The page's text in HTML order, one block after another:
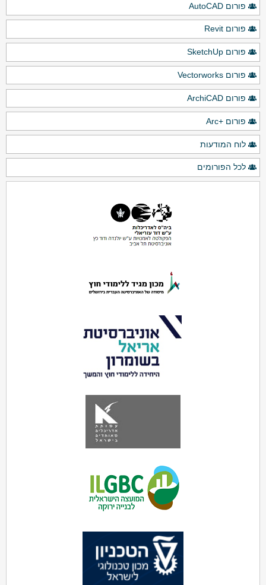
פורום AutoCAD
פורום Revit
פורום SketchUp
פורום Vectorworks
פורום ArchiCAD
פורום +Arc
לוח המודעות
לכל הפורומים